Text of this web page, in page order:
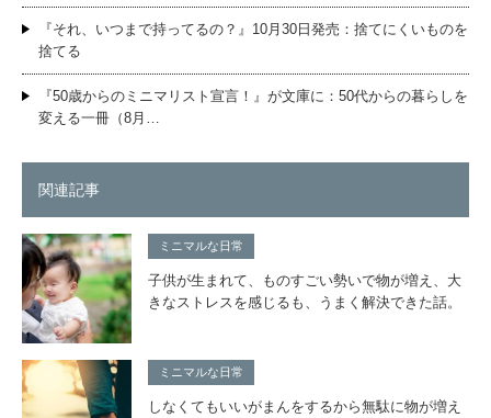
『それ、いつまで持ってるの？』10月30日発売：捨てにくいものを
捨てる
『50歳からのミニマリスト宣言！』が文庫に：50代からの暮らしを
変える一冊（8月…
関連記事
ミニマルな日常
子供が生まれて、ものすごい勢いで物が増え、大
きなストレスを感じるも、うまく解決できた話。
ミニマルな日常
しなくてもいいがまんをするから無駄に物が増え